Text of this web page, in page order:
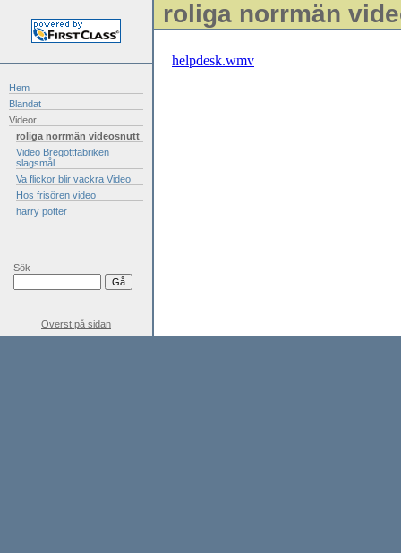
Hem
Blandat
Videor
roliga norrmän videosnutt
Video Bregottfabriken
slagsmål
Va flickor blir vackra Video
Hos frisören video
harry potter
Sök
roliga norrmän
helpdesk.wmv
Överst på sidan